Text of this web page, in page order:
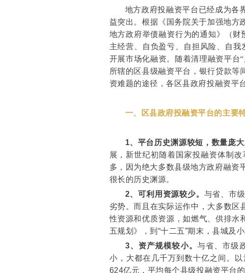
地方政府投融资平台已经成为各
益突出。根据《国务院关于加强地方
地方政府举债融资行为的通知》（财
主经营、自负盈亏、自担风险、自
开展市场化融资。随着清理融资平台
所辖的区县级融资平台，银行贷款
资难题的途径，各区县政府投融资平
一、区县政府投融资平台的主要
1、平台历史渊源较短，数量庞
展，新世纪初随着国家投融资体制
多，因为绝大多数县级地方政府融资
很长的历史渊源。
2、可利用资源较少。 与省、市
劣势。而且在实际运作中，大多数区
性资源和优质资源，如燃气、供排水
五规划》，到“十二五”期末，县城及
3、资产规模较小。 与省、市级
小，大都在几千万到数十亿之间。
624亿元，平均每个县级投融资平台